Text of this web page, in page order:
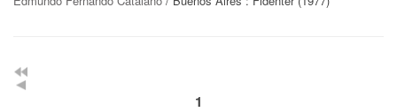
1